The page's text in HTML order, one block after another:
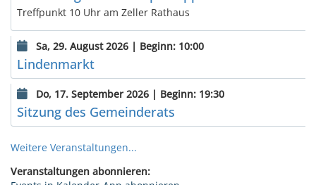
Treffpunkt 10 Uhr am Zeller Rathaus
Sa, 29. August 2026 | Beginn: 10:00
Lindenmarkt
Do, 17. September 2026 | Beginn: 19:30
Sitzung des Gemeinderats
Weitere Veranstaltungen...
Veranstaltungen abonnieren: